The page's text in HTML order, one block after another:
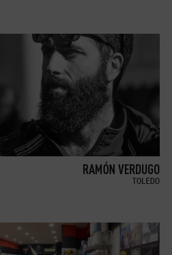
RAMÓN VERDUGO
TOLEDO